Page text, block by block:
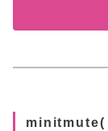
minitmute(